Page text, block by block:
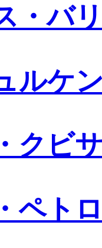
・バ
ルケ
クビ
ペト